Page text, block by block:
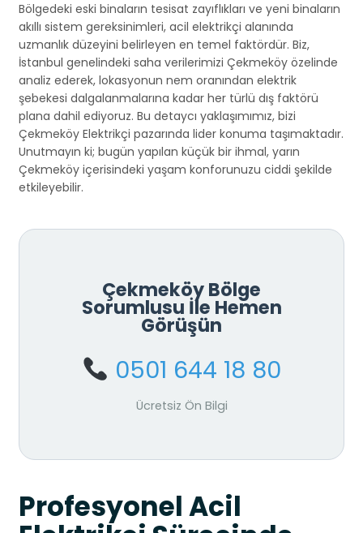
Bölgedeki eski binaların tesisat zayıflıkları ve yeni binaların
akıllı sistem gereksinimleri, acil elektrikçi alanında
uzmanlık düzeyini belirleyen en temel faktördür. Biz,
İstanbul genelindeki saha verilerimizi Çekmeköy özelinde
analiz ederek, lokasyonun nem oranından elektrik
şebekesi dalgalanmalarına kadar her türlü dış faktörü
plana dahil ediyoruz. Bu detaycı yaklaşımımız, bizi
Çekmeköy Elektrikçi pazarında lider konuma taşımaktadır.
Unutmayın ki; bugün yapılan küçük bir ihmal, yarın
Çekmeköy içerisindeki yaşam konforunuzu ciddi şekilde
etkileyebilir.
Çekmeköy Bölge
Sorumlusu İle Hemen
Görüşün
0501 644 18 80
Ücretsiz Ön Bilgi
Profesyonel Acil